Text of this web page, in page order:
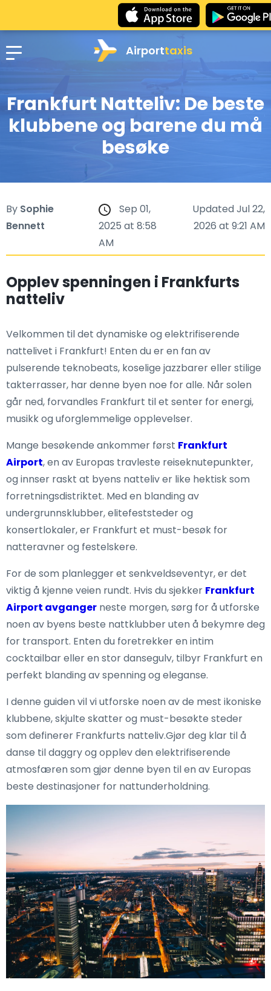
Airporttaxis
Frankfurt Natteliv: De beste
klubbene og barene du må
besøke
By Sophie
Bennett
Sep 01,
2025 at 8:58
AM
Updated Jul 22,
2026 at 9:21 AM
Opplev spenningen i Frankfurts
natteliv
Velkommen til det dynamiske og elektrifiserende
nattelivet i Frankfurt! Enten du er en fan av
pulserende teknobeats, koselige jazzbarer eller stilige
takterrasser, har denne byen noe for alle. Når solen
går ned, forvandles Frankfurt til et senter for energi,
musikk og uforglemmelige opplevelser.
Mange besøkende ankommer først Frankfurt
Airport, en av Europas travleste reiseknutepunkter,
og innser raskt at byens natteliv er like hektisk som
forretningsdistriktet. Med en blanding av
undergrunnsklubber, elitefeststeder og
konsertlokaler, er Frankfurt et must-besøk for
natteravner og festelskere.
For de som planlegger et senkveldseventyr, er det
viktig å kjenne veien rundt. Hvis du sjekker Frankfurt
Airport avganger neste morgen, sørg for å utforske
noen av byens beste nattklubber uten å bekymre deg
for transport. Enten du foretrekker en intim
cocktailbar eller en stor dansegulv, tilbyr Frankfurt en
perfekt blanding av spenning og eleganse.
I denne guiden vil vi utforske noen av de mest ikoniske
klubbene, skjulte skatter og must-besøkte steder
som definerer Frankfurts natteliv.Gjør deg klar til å
danse til daggry og opplev den elektrifiserende
atmosfæren som gjør denne byen til en av Europas
beste destinasjoner for nattunderholdning.